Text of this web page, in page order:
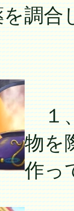
調合
１、
物を
作っ